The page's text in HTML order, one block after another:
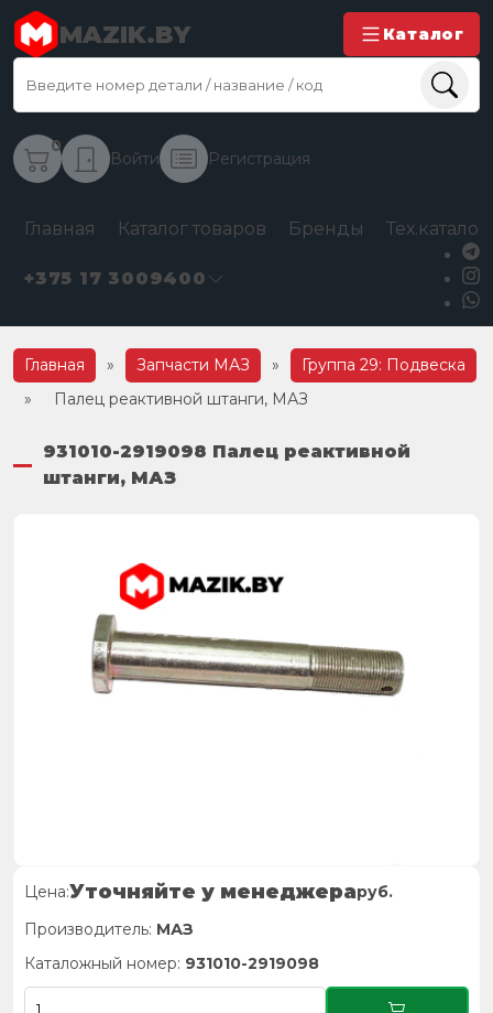
MAZIK.BY Каталог
0
Войти Регистрация
Главная Каталог товаров Бренды
+375 17 3009400
Главная » Запчасти МАЗ »
Группа 29: Подвеска
»
Палец реактивной штанги, МАЗ
931010-2919098 Палец реактивной
штанги, МАЗ
Цена:Уточняйте у менеджераруб.
Производитель: МАЗ
Каталожный номер: 931010-2919098